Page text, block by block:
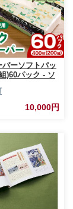
ーソフトパッ
)60パック - ソ
日用品 必需品
買い 備蓄 防災
甲佐町【ZC】
10,000円